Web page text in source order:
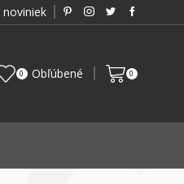
noviniek
0 Obľúbené 0